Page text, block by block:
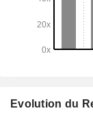
Evolution du